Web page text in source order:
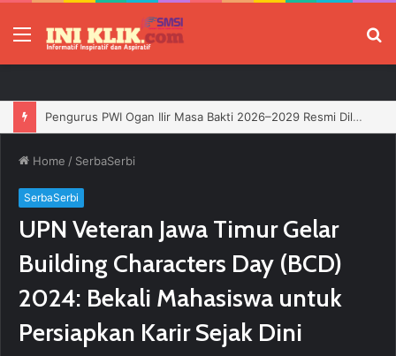
Menu
Jelang HUT RI, 3 Sumur Infill Baru di Zona 4 Dukung Kedaulatan Energi
Home / SerbaSerbi
SerbaSerbi
UPN Veteran Jawa Timur Gelar
Building Characters Day (BCD)
2024: Bekali Mahasiswa untuk
Persiapkan Karir Sejak Dini